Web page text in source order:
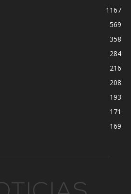
1167
569
358
284
216
208
193
171
169